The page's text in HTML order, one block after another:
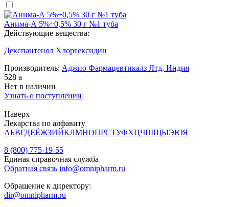
Анима-А 5%+0,5% 30 г №1 туба
Действующие вещества:
Декспантенол Хлоргексидин
Производитель: Аджио Фармацевтикалз Лтд, Индия
528 a
Нет в наличии
Узнать о поступлении
Наверх
Лекарства по алфавиту
АБВГДЕЁЖЗИЙКЛМНОПРСТУФХЦЧШЩЫЭЮЯ
8 (800) 775-19-55
Единая справочная служба
Обратная связь info@omnipharm.ru
Обращение к директору:
dir@omnipharm.ru